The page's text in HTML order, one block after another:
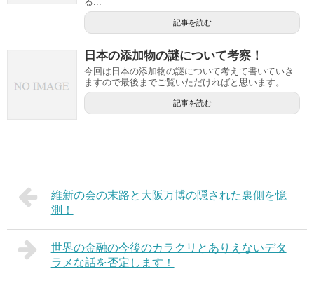
記事を読む
日本の添加物の謎について考察！
今回は日本の添加物の謎について考えて書いていき
ますので最後までご覧いただければと思います。
記事を読む
維新の会の末路と大阪万博の隠された裏側を憶
測！
世界の金融の今後のカラクリとありえないデタ
ラメな話を否定します！